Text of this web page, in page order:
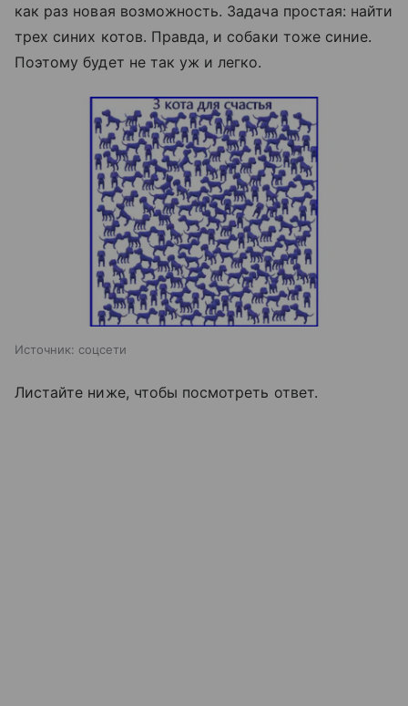
как раз новая возможность. Задача простая: найти
трех синих котов. Правда, и собаки тоже синие.
Поэтому будет не так уж и легко.
Источник: соцсети
Листайте ниже, чтобы посмотреть ответ.